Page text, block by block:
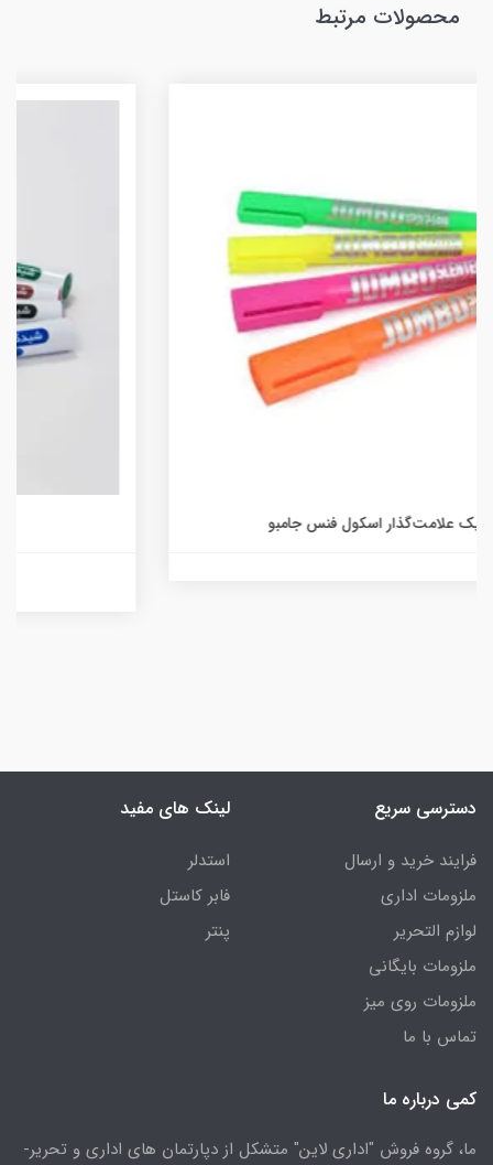
محصولات مرتبط
ماژیک وایت برد شیدکو
دسترسی سریع
فرایند خرید و ارسال
ملزومات اداری
لوازم التحریر
ملزومات بایگانی
ملزومات روی میز
تماس با ما
لینک های مفید
استدلر
فابر کاستل
پنتر
کمی درباره ما
ما، گروه فروش "اداری لاین" متشکل از دپارتمان های اداری و تحریر-